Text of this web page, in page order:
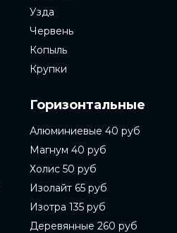
Узда
Червень
Копыль
Крупки
Горизонтальные
Алюминиевые 40 руб
Магнум 40 руб
Холис 50 руб
Изолайт 65 руб
Изотра 135 руб
Деревянные 260 руб